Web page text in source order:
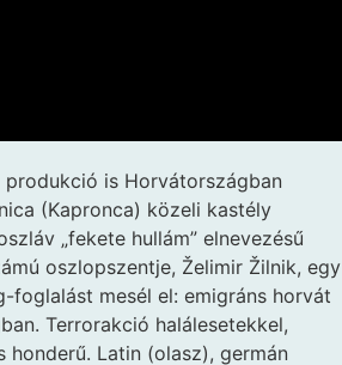
is Horvátországban
(Kapronca) közeli kastély
„fekete hullám” elnevezésű
oszlopszentje, Želimir Žilnik, egy
mesél el: emigráns horvát
Terrorakció halálesetekkel,
honderű. Latin (olasz), germán